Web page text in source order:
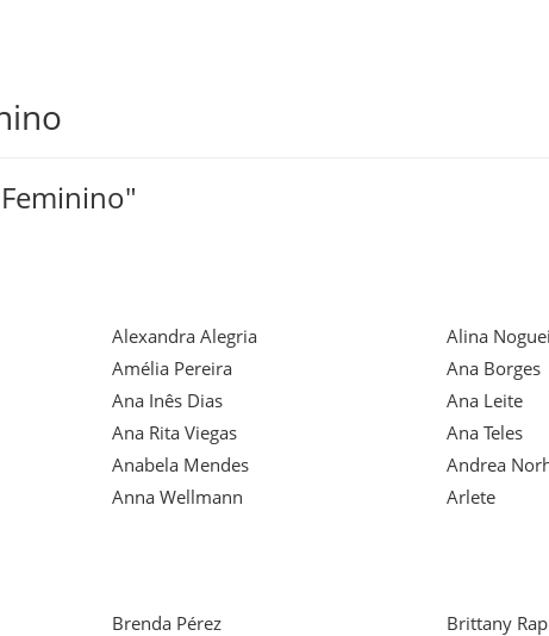
Alexandra Alegria
Alina
Amélia Pereira
Ana Borges
Ana Inês Dias
Ana Leite
Ana Rita Viegas
Ana Teles
Anabela Mendes
Andrea
Anna Wellmann
Arlete
Brenda Pérez
Brittany